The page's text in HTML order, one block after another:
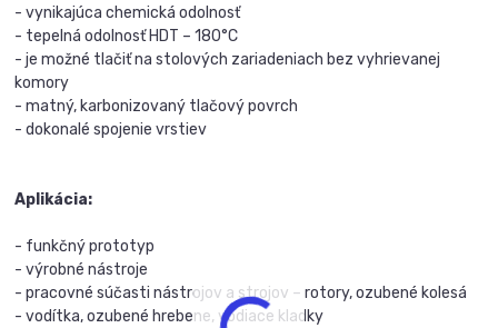
- vynikajúca chemická odolnosť
- tepelná odolnosť HDT – 180°C
- je možné tlačiť na stolových zariadeniach bez vyhrievanej
komory
- matný, karbonizovaný tlačový povrch
- dokonalé spojenie vrstiev
Aplikácia:
- funkčný prototyp
- výrobné nástroje
- pracovné súčasti nástrojov a strojov – rotory, ozubené kolesá
- vodítka, ozubené hrebene, vodiace kladky